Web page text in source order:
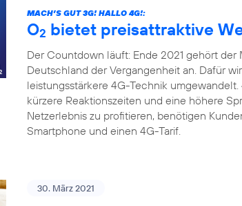
MACH’S GUT 3G! HALLO 4G!:
O2 bietet preisattraktive
Der Countdown läuft: Ende 2021 gehört
Deutschland der Vergangenheit an. Dafür
leistungsstärkere 4G-Technik
kürzere Reaktionszeiten und eine höhere
Netzerlebnis zu profitieren, benötigen
Smartphone und einen 4G-Tarif.
30. März 2021